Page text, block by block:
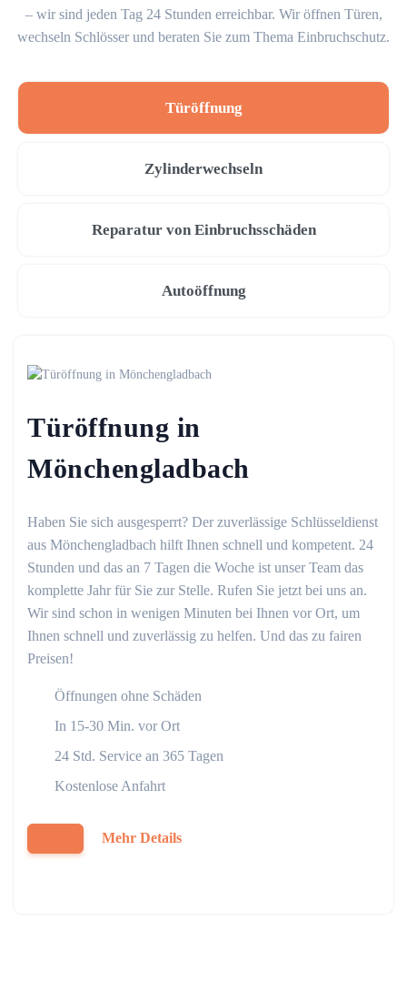
– wir sind jeden Tag 24 Stunden erreichbar. Wir öffnen Türen,
wechseln Schlösser und beraten Sie zum Thema Einbruchschutz.
Türöffnung
Zylinderwechseln
Reparatur von Einbruchsschäden
Autoöffnung
Türöffnung in
Mönchengladbach
Haben Sie sich ausgesperrt? Der zuverlässige Schlüsseldienst
aus Mönchengladbach hilft Ihnen schnell und kompetent. 24
Stunden und das an 7 Tagen die Woche ist unser Team das
komplette Jahr für Sie zur Stelle. Rufen Sie jetzt bei uns an.
Wir sind schon in wenigen Minuten bei Ihnen vor Ort, um
Ihnen schnell und zuverlässig zu helfen. Und das zu fairen
Preisen!
Öffnungen ohne Schäden
In 15-30 Min. vor Ort
24 Std. Service an 365 Tagen
Kostenlose Anfahrt
Mehr Details